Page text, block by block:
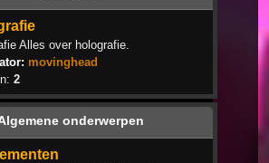
Alles over holografie.
movinghead
2
onderwerpen